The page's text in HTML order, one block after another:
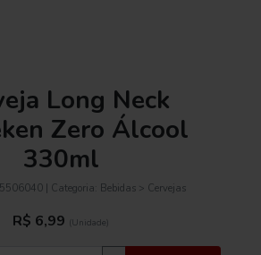
Long Neck
Zero Álcool
330ml
| Categoria: Bebidas > Cervejas
R$ 6,99 (Unidade)